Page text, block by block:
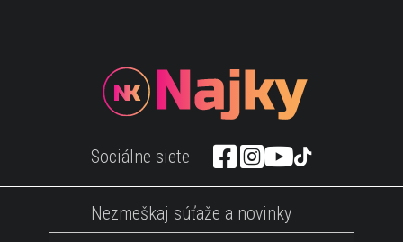
Wau! Porsche Cayman ťa riadne usadi do sedačky! ;)
Pekelná rýchlosť! 12 striel lajk a boss!
Šialený vynálezca zostrojil hoverbike!
Šťastný psík narušil futbalový zápas ;))
Sociálne siete
Nezmeškaj súťaže a novinky